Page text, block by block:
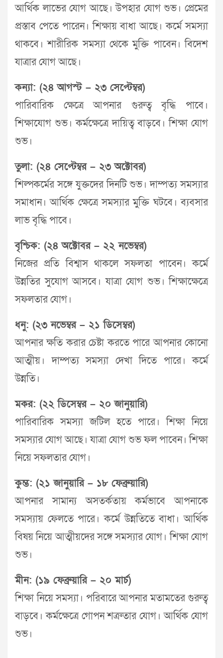
আর্থিক লাভের যোগ আছে। উপহার যোগ শুভ। প্রেমের
প্রস্তাব পেতে পারেন। শিক্ষায় বাধা আছে। কর্মে সমস্যা
থাকবে। শারীরিক সমস্যা থেকে মুক্তি পাবেন। বিদেশ
যাত্রার যোগ আছে।
কন্যা: (২৪ আগস্ট – ২৩ সেপ্টেম্বর)
পারিবারিক ক্ষেত্রে আপনার গুরুত্ব বৃদ্ধি পাবে।
শিক্ষাযোগ শুভ। কর্মক্ষেত্রে দায়িত্ব বাড়বে। শিক্ষা যোগ
শুভ।
তুলা: (২৪ সেপ্টেম্বর – ২৩ অক্টোবর)
শিল্পকর্মের সঙ্গে যুক্তদের দিনটি শুভ। দাম্পত্য সমস্যার
সমাধান। আর্থিক ক্ষেত্রে সমস্যার মুক্তি ঘটবে। ব্যবসার
লাভ বৃদ্ধি পাবে।
বৃশ্চিক: (২৪ অক্টোবর – ২২ নভেম্বর)
নিজের প্রতি বিশ্বাস থাকলে সফলতা পাবেন। কর্মে
উন্নতির সুযোগ আসবে। যাত্রা যোগ শুভ। শিক্ষাক্ষেত্রে
সফলতার যোগ।
ধনু: (২৩ নভেম্বর – ২১ ডিসেম্বর)
আপনার ক্ষতি করার চেষ্টা করতে পারে আপনার কোনো
আত্মীয়। দাম্পত্য সমস্যা দেখা দিতে পারে। কর্মে
উন্নতি।
মকর: (২২ ডিসেম্বর – ২০ জানুয়ারি)
পারিবারিক সমস্যা জটিল হতে পারে। শিক্ষা নিয়ে
সমস্যার যোগ আছে। যাত্রা যোগ শুভ ফল পাবেন। শিক্ষা
নিয়ে সফলতার যোগ।
কুম্ভ: (২১ জানুয়ারি – ১৮ ফেব্রুয়ারি)
আপনার সামান্য অসতর্কতায় কর্মভাবে আপনাকে
সমস্যায় ফেলতে পারে। কর্মে উন্নতিতে বাধা। আর্থিক
বিষয় নিয়ে আত্মীয়দের সঙ্গে সমস্যার যোগ। শিক্ষা যোগ
শুভ।
মীন: (১৯ ফেব্রুয়ারি – ২০ মার্চ)
শিক্ষা নিয়ে সমস্যা। পরিবারে আপনার মতামতের গুরুত্ব
বাড়বে। কর্মক্ষেত্রে গোপন শত্রুতার যোগ। আর্থিক যোগ
শুভ।